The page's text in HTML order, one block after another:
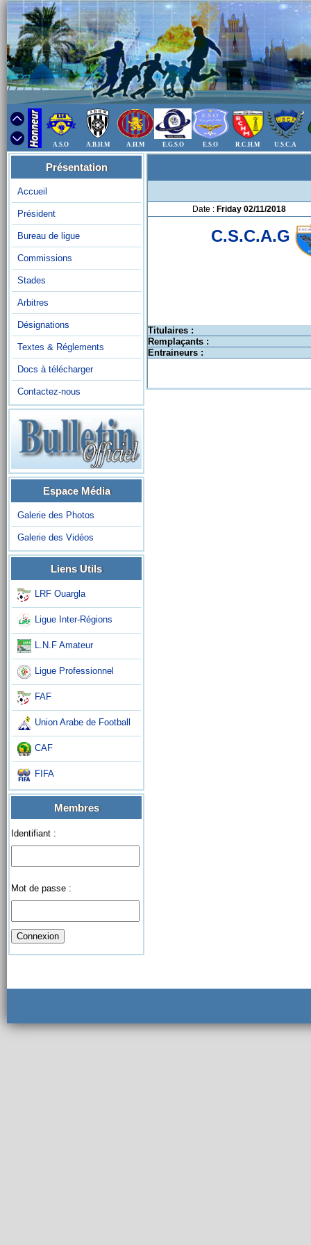
A.S.O A.B.H.M A.H.M E.G.S.O E.S.O R.C.H.M U.S.C.A
Présentation
Accueil
Président
Bureau de ligue
Commissions
Stades
Arbitres
Désignations
Textes & Réglements
Docs à télécharger
Contactez-nous
Espace Média
Galerie des Photos
Galerie des Vidéos
Liens Utils
LRF Ouargla
Ligue Inter-Régions
L.N.F Amateur
Ligue Professionnel
FAF
Union Arabe de Football
CAF
FIFA
Membres
Identifiant :
Mot de passe :
Date : Friday 02/11/2018
C.S.C.A.G
Titulaires :
Remplaçants :
Entraineurs :